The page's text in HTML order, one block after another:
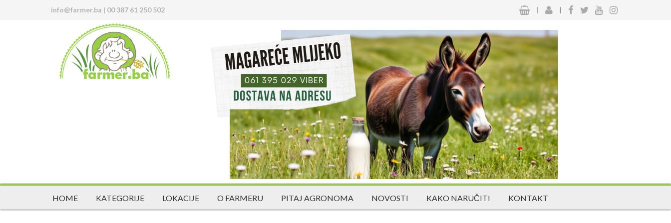
info@farmer.ba | 00 387 61 250 502 | |
HOME KATEGORIJE LOKACIJE O FARMERU PITAJ AGRONOMA NOVOSTI KAKO NARUČITI KONTAKT